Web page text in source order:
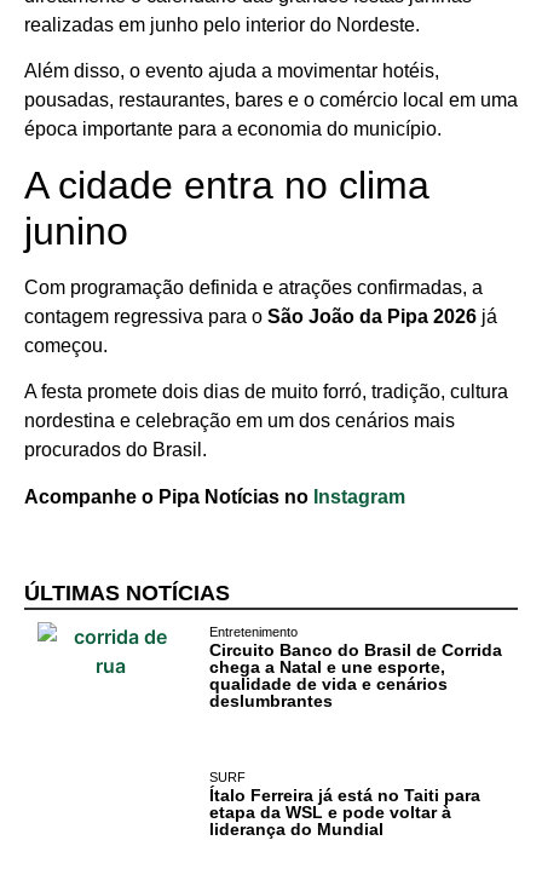
realizadas em junho pelo interior do Nordeste.
Além disso, o evento ajuda a movimentar hotéis,
pousadas, restaurantes, bares e o comércio local em uma
época importante para a economia do município.
A cidade entra no clima
junino
Com programação definida e atrações confirmadas, a
contagem regressiva para o São João da Pipa 2026 já
começou.
A festa promete dois dias de muito forró, tradição, cultura
nordestina e celebração em um dos cenários mais
procurados do Brasil.
Acompanhe o Pipa Notícias no Instagram
ÚLTIMAS NOTÍCIAS
Entretenimento
Circuito Banco do Brasil de Corrida
chega a Natal e une esporte,
qualidade de vida e cenários
deslumbrantes
SURF
Ítalo Ferreira já está no Taiti para
etapa da WSL e pode voltar à
liderança do Mundial